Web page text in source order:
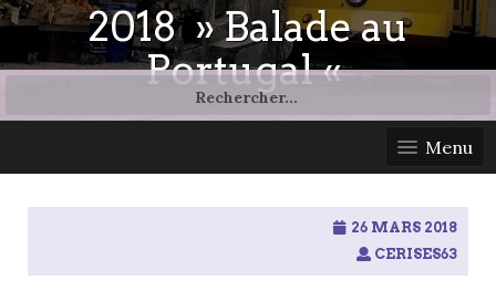
2018 » Balade au
Portugal «
Menu
26 MARS 2018
CERISES63